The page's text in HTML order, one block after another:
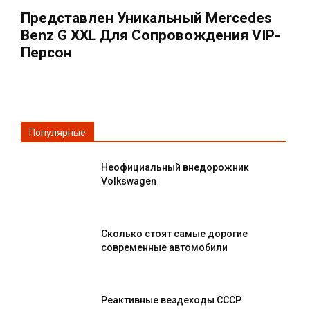
Представлен Уникальный Mercedes
Benz G XXL Для Сопровождения VIP-
Персон
Популярные
Неофициальный внедорожник
Volkswagen
Сколько стоят самые дорогие
современные автомобили
Реактивные вездеходы СССР